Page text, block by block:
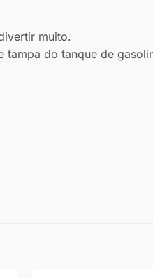
muito.
tampa do tanque de